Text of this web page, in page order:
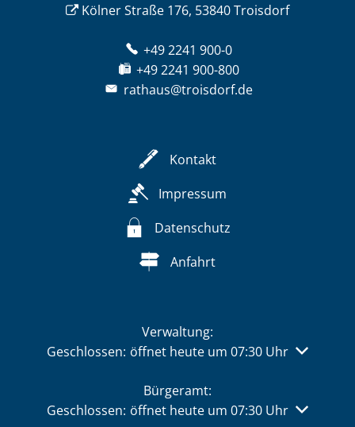
Kölner Straße 176, 53840 Troisdorf
+49 2241 900-0
+49 2241 900-800
rathaus@troisdorf.de
Kontakt
Impressum
Datenschutz
Anfahrt
Verwaltung:
Klicken, um weitere Öffnungs- oder Schließzeiten
Geschlossen: öffnet heute um 07:30 Uhr
Bürgeramt:
Klicken, um weitere Öffnungs- oder Schließzeiten
Geschlossen: öffnet heute um 07:30 Uhr